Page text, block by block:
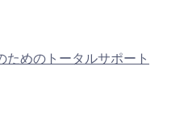
ためのトータルサポート